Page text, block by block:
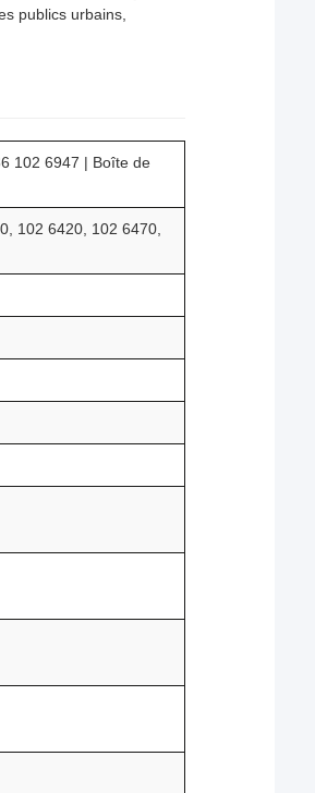
publics urbains,
102 6947 | Boîte de
102 6420, 102 6470,